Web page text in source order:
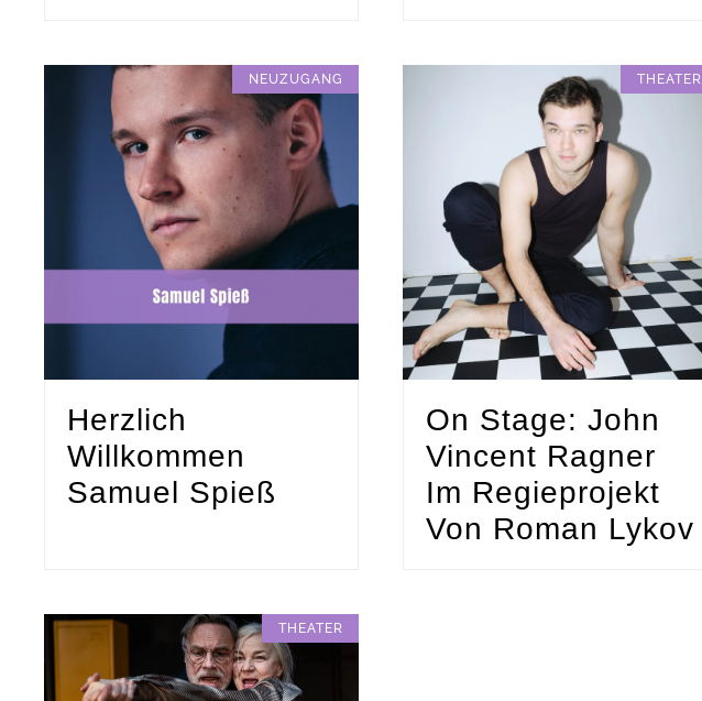
NEUZUGANG
Herzlich
Willkommen
Samuel Spieß
THEATER
On Stage: John
Vincent Ragner
Im Regieprojekt
Von Roman Lykov
THEATER